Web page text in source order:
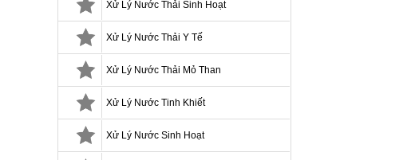
Xử Lý Nước Thải Sinh Hoạt
Xử Lý Nước Thải Y Tế
Xử Lý Nước Thải Mỏ Than
Xử Lý Nước Tinh Khiết
Xử Lý Nước Sinh Hoạt